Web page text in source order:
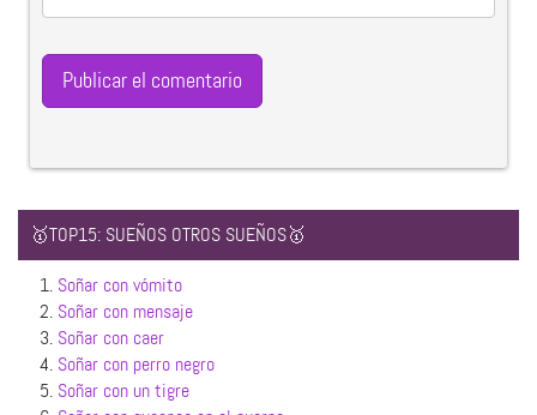
🥇TOP15: SUEÑOS OTROS SUEÑOS🥇
1. Soñar con vómito
2. Soñar con mensaje
3. Soñar con caer
4. Soñar con perro negro
5. Soñar con un tigre